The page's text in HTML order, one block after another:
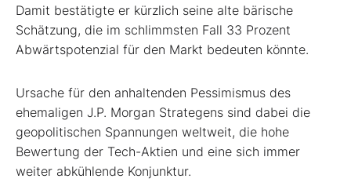
Damit bestätigte er kürzlich seine alte bärische
Schätzung, die im schlimmsten Fall 33 Prozent
Abwärtspotenzial für den Markt bedeuten könnte.
Ursache für den anhaltenden Pessimismus des
ehemaligen J.P. Morgan Strategens sind dabei die
geopolitischen Spannungen weltweit, die hohe
Bewertung der Tech-Aktien und eine sich immer
weiter abkühlende Konjunktur.